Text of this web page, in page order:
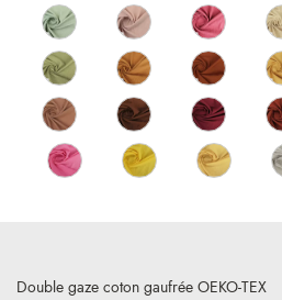
Double gaze coton gaufrée OEKO-TEX